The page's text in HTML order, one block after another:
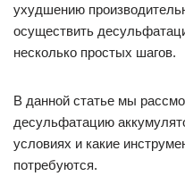
ухудшению
осуществить
несколько простых шагов.
В данной статье мы
десульфатацию
условиях и какие
потребуются.